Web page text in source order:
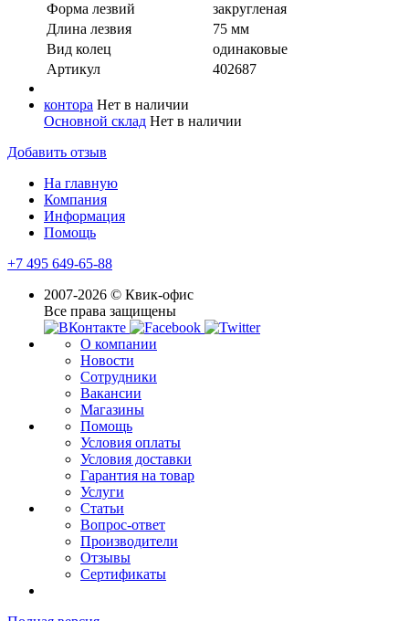
Форма лезвий
закругленая
Длина лезвия
75 мм
Вид колец
одинаковые
Артикул
402687
контора Нет в наличии
Основной склад Нет в наличии
Добавить отзыв
На главную
Компания
Информация
Помощь
+7 495 649-65-88
2007-2026 © Квик-офис
Все права защищены
О компании
Новости
Сотрудники
Вакансии
Магазины
Помощь
Условия оплаты
Условия доставки
Гарантия на товар
Услуги
Статьи
Вопрос-ответ
Производители
Отзывы
Сертификаты